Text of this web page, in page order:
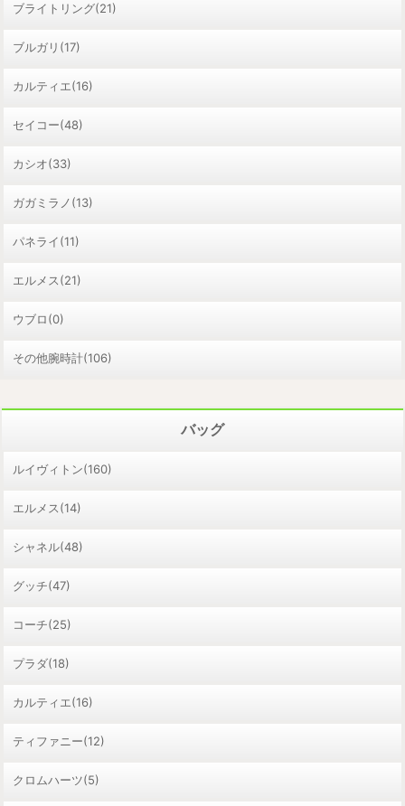
ブライトリング(21)
ブルガリ(17)
カルティエ(16)
セイコー(48)
カシオ(33)
ガガミラノ(13)
パネライ(11)
エルメス(21)
ウブロ(0)
その他腕時計(106)
バッグ
ルイヴィトン(160)
エルメス(14)
シャネル(48)
グッチ(47)
コーチ(25)
プラダ(18)
カルティエ(16)
ティファニー(12)
クロムハーツ(5)